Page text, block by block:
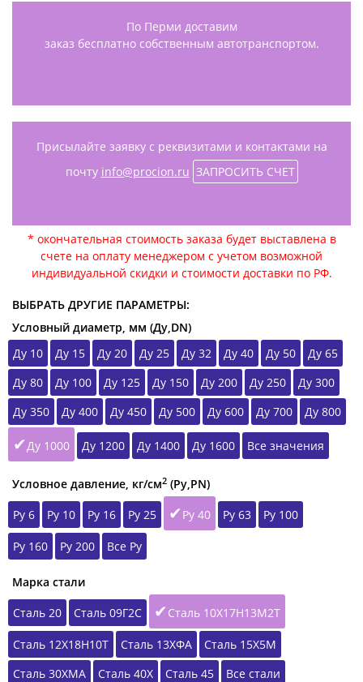
По Перми доставим
заказ бесплатно собственным автотранспортом.
Присылайте заявку с реквизитами и контактами на
почту info@procion.ru ЗАПРОСИТЬ СЧЕТ
* окончательная стоимость заказа будет выставлена в
счете на оплату менеджером с учетом возможной
индивидуальной скидки и стоимости доставки по РФ.
ВЫБРАТЬ ДРУГИЕ ПАРАМЕТРЫ:
Условный диаметр, мм (Ду,DN)
Ду 10
Ду 15 Ду 20 Ду 25 Ду 32 Ду 40 Ду 50
Ду 65
Ду 80
Ду 100 Ду 125 Ду 150 Ду 200 Ду 250
Ду 300
Ду 350
Ду 400 Ду 450 Ду 500 Ду 600 Ду 700 Ду 800
Ду 1000 Ду 1200 Ду 1400 Ду 1600 Все значения
Условное давление, кг/см2 (Ру,РN)
Ру 6
Ру 10 Ру 16 Ру 25 Ру 40 Ру 63 Ру 100
Ру 160 Ру 200 Все Ру
Марка стали
Сталь 20
Сталь 09Г2С Сталь 10Х17Н13М2Т
Сталь 12Х18Н10Т Сталь 13ХФА
Сталь 15Х5М
Сталь 30ХМА
Сталь 40Х Сталь 45 Все стали